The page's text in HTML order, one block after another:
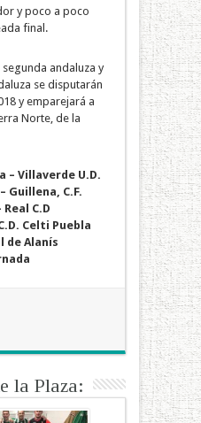
y poco a poco
final.
andaluza y
se disputarán
y emparejará a
Norte, de la
– Villaverde U.D.
Guillena, C.F.
C.D
Celti Puebla
de Alanís
la Plaza: